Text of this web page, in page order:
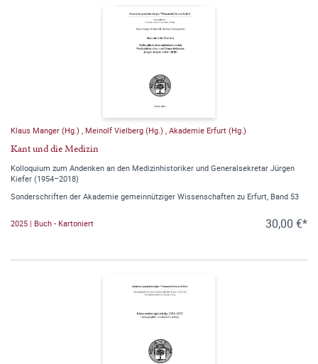
Klaus Manger (Hg.) Meinolf Vielberg (Hg.) Akademie Erfurt (Hg.)
Kant und die Medizin
Kolloquium zum Andenken an den Medizinhistoriker und Generalsekretar Jürgen
Kiefer (1954–2018)
Sonderschriften der Akademie gemeinnütziger Wissenschaften zu Erfurt, Band 53
2025 | Buch - Kartoniert 30,00 €*